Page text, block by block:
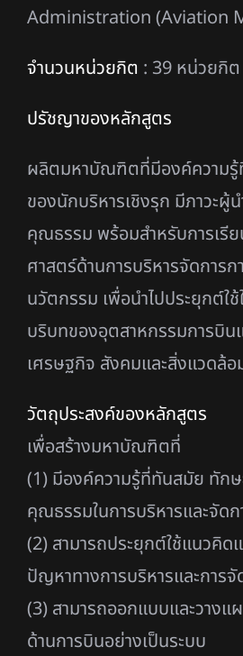
Administration (Aviation
จํานวนหน่วยกิต : 39 หน่วยกิต
ปรัชญาของหลักสูตร
ผลิตมหาบัณฑิตที่มีองค์ความ
ของนักบริหารเชิงรุก มีภาวะ
คุณธรรม พร้อมสําหรับการเรี
ศาสตร์ด้านการบริหารจัดการ
นวัตกรรม เพื่อนําไปประยุกต์ใ
บริบทของอุตสาหกรรมการบิน
เศรษฐกิจ สังคมและสิ่งแวดล้
วัตถุประสงค์ของหลักสูตร
เพื่อสร้างมหาบัณฑิตที่
(1) มีองค์ความรู้ที่ทันสมัย ทัก
คุณธรรมในการบริหารและจัด
(2) สามารถประยุกต์ใช้แนวคิด
ปัญหาทางการบริหารและการ
(3) สามารถออกแบบและวาง
ด้านการบินอย่างเป็นระบบ